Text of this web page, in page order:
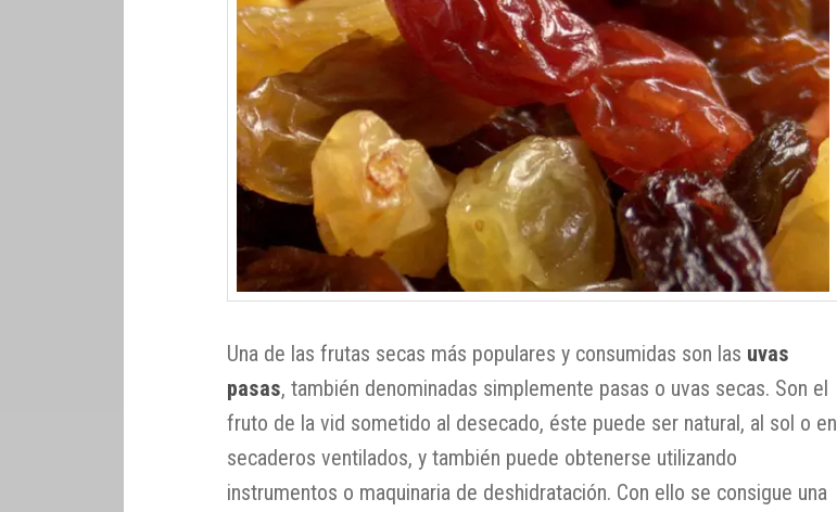
Una de las frutas secas más populares y consumidas son las uvas
pasas, también denominadas simplemente pasas o uvas secas. Son el
fruto de la vid sometido al desecado, éste puede ser natural, al sol o en
secaderos ventilados, y también puede obtenerse utilizando
instrumentos o maquinaria de deshidratación. Con ello se consigue una